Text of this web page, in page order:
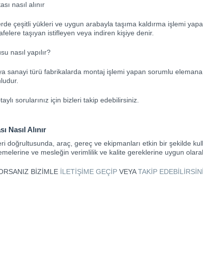
nasıl alınır
çeşitli yükleri ve uygun arabayla taşıma kaldırma işlemi
taşıyan istifleyen veya indiren kişiye denir.
nasıl yapılır?
sanayi türü fabrikalarda montaj işlemi yapan sorumlu elemana
sorularınız için bizleri takip edebilirsiniz.
Nasıl Alınır
doğrultusunda, araç, gereç ve ekipmanları etkin bir şekilde
ve mesleğin verimlilik ve kalite gereklerine uygun
BİZİMLE İLETİŞİME GEÇİP VEYATAKİP